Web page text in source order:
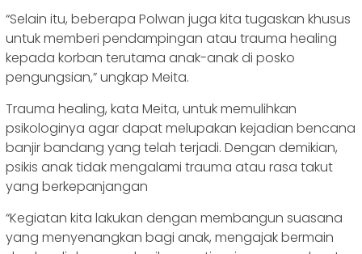
“Selain itu, beberapa Polwan juga kita tugaskan khusus
untuk memberi pendampingan atau trauma healing
kepada korban terutama anak-anak di posko
pengungsian,” ungkap Meita.
Trauma healing, kata Meita, untuk memulihkan
psikologinya agar dapat melupakan kejadian bencana
banjir bandang yang telah terjadi. Dengan demikian,
psikis anak tidak mengalami trauma atau rasa takut
yang berkepanjangan
“Kegiatan kita lakukan dengan membangun suasana
yang menyenangkan bagi anak, mengajak bermain